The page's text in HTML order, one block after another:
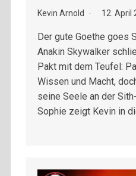
Kevin Arnold 12. April
Der gute Goethe goes
Anakin Skywalker
Pakt mit dem Teufel:
Wissen und Macht,
seine Seele an der
Sophie zeigt Kevin in